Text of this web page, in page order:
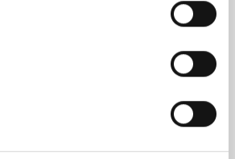
Jordgubbsfil 2,7%